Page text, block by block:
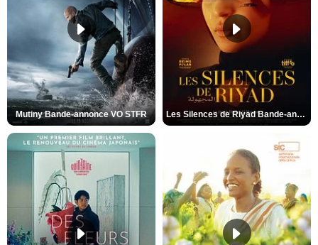
Mutiny Bande-annonce VO STFR Les Silences de Riyad Bande-annonce VO STFR